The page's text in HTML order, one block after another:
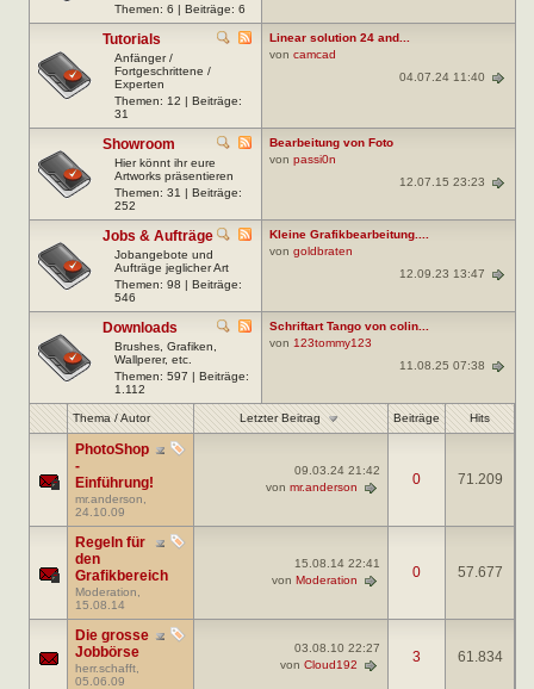
Themen: 6 | Beiträge: 6
Tutorials
Anfänger /
Fortgeschrittene /
Experten
Themen: 12 | Beiträge:
31
Linear solution 24 and...
von camcad
04.07.24 11:40
Showroom
Hier könnt ihr eure
Artworks präsentieren
Themen: 31 | Beiträge:
252
Bearbeitung von Foto
von passi0n
12.07.15 23:23
Jobs & Aufträge
Jobangebote und
Aufträge jeglicher Art
Themen: 98 | Beiträge:
546
Kleine Grafikbearbeitung....
von goldbraten
12.09.23 13:47
Downloads
Brushes, Grafiken,
Wallperer, etc.
Themen: 597 | Beiträge:
1.112
Schriftart Tango von colin...
von 123tommy123
11.08.25 07:38
Thema/Autor Letzter Beitrag Beiträge Hits
PhotoShop
-
Einführung!
mr.anderson
24.10.09
09.03.24 21:42
von mr.anderson 0 71.209
Regeln für
den
Grafikbereich
Moderation
15.08.14
15.08.14 22:41
von Moderation 0 57.677
Die grosse
Jobbörse
herr.schafft
05.06.09
03.08.10 22:27
von Cloud192 3 61.834